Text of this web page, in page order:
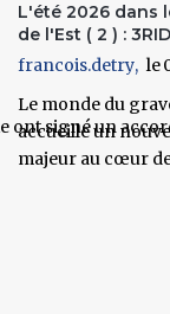
ont signé un
L'été 2026 dans
de l'Est ( 2 ) :
francois.detry
Le monde du
accueille un
majeur au cœur